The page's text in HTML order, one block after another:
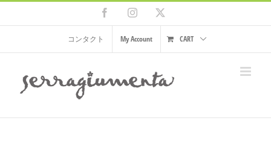
Skip
content
FacebookInstagram
コンタクト My Account CART